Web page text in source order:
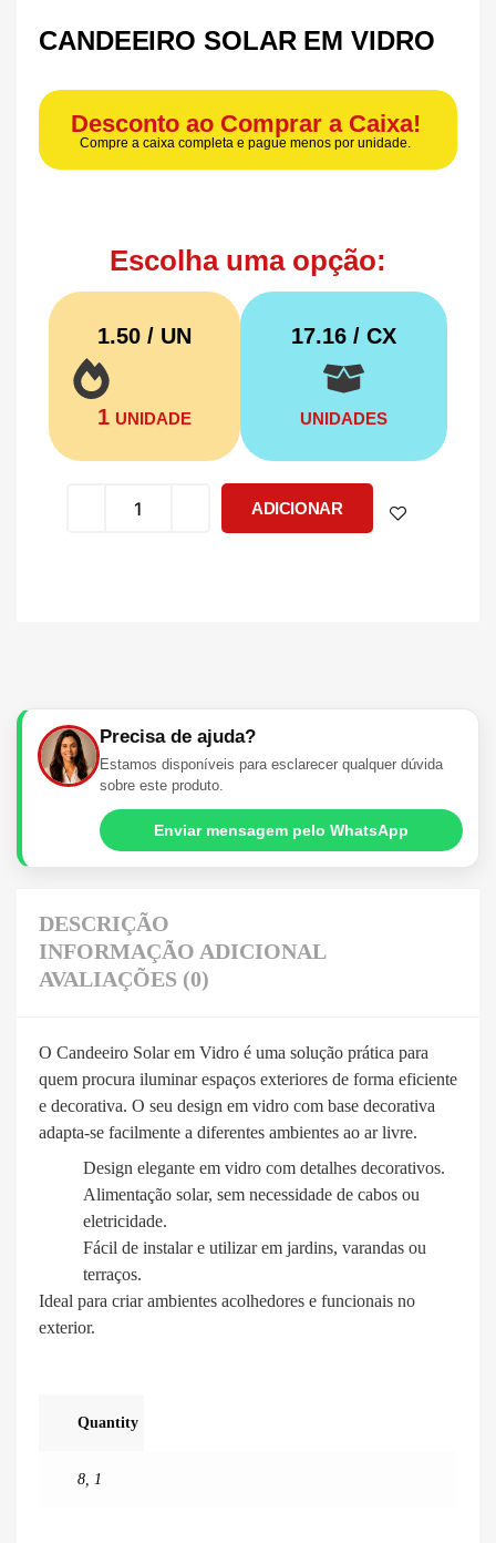
CANDEEIRO SOLAR EM VIDRO
Desconto ao Comprar a Caixa!
Compre a caixa completa e pague menos por unidade.
Escolha uma opção:
1.50 / UN
1 UNIDADE
17.16/ CX
UNIDADES
ADICIONAR
Precisa de ajuda?
Estamos disponíveis para esclarecer qualquer dúvida
sobre este produto.
Enviar mensagem pelo WhatsApp
DESCRIÇÃO
INFORMAÇÃO ADICIONAL
AVALIAÇÕES (0)
O Candeeiro Solar em Vidro é uma solução prática para
quem procura iluminar espaços exteriores de forma eficiente
e decorativa. O seu design em vidro com base decorativa
adapta-se facilmente a diferentes ambientes ao ar livre.
Design elegante em vidro com detalhes decorativos.
Alimentação solar, sem necessidade de cabos ou
eletricidade.
Fácil de instalar e utilizar em jardins, varandas ou
terraços.
Ideal para criar ambientes acolhedores e funcionais no
exterior.
Quantity
8, 1